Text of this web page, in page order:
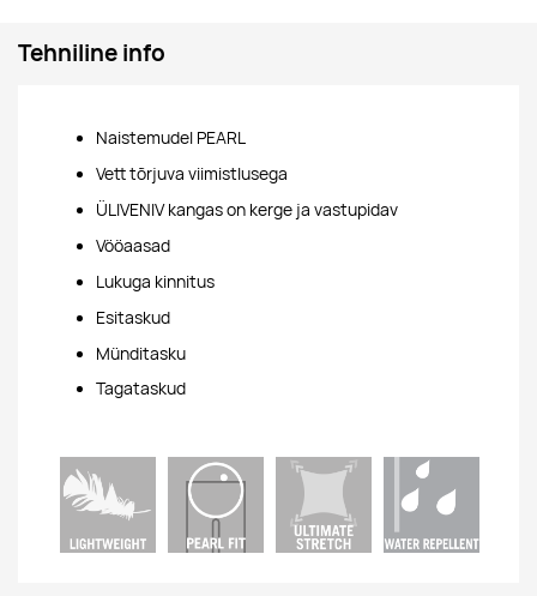
Tehniline info
Naistemudel PEARL
Vett tõrjuva viimistlusega
ÜLIVENIV kangas on kerge ja vastupidav
Vööaasad
Lukuga kinnitus
Esitaskud
Münditasku
Tagataskud